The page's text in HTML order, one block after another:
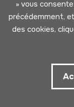
881 -
Auteur Ez
Type
baguettes
» vous
précédemment,
des cookies,